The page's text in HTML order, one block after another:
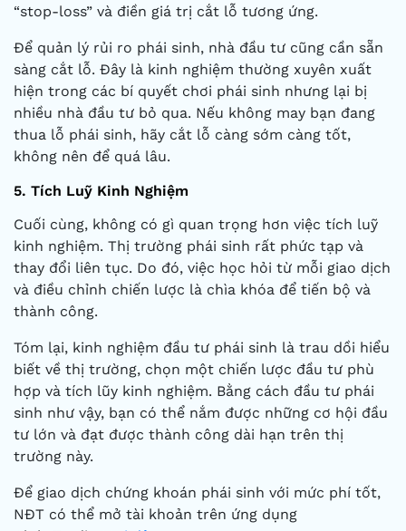
“stop-loss” và điền giá trị cắt lỗ tương ứng.
Để quản lý rủi ro phái sinh, nhà đầu tư cũng cần sẵn
sàng cắt lỗ. Đây là kinh nghiệm thường xuyên xuất
hiện trong các bí quyết chơi phái sinh nhưng lại bị
nhiều nhà đầu tư bỏ qua. Nếu không may bạn đang
thua lỗ phái sinh, hãy cắt lỗ càng sớm càng tốt,
không nên để quá lâu.
5. Tích Luỹ Kinh Nghiệm
Cuối cùng, không có gì quan trọng hơn việc tích luỹ
kinh nghiệm. Thị trường phái sinh rất phức tạp và
thay đổi liên tục. Do đó, việc học hỏi từ mỗi giao dịch
và điều chỉnh chiến lược là chìa khóa để tiến bộ và
thành công.
Tóm lại, kinh nghiệm đầu tư phái sinh là trau dồi hiểu
biết về thị trường, chọn một chiến lược đầu tư phù
hợp và tích lũy kinh nghiệm. Bằng cách đầu tư phái
sinh như vậy, bạn có thể nắm được những cơ hội đầu
tư lớn và đạt được thành công dài hạn trên thị
trường này.
Để giao dịch chứng khoán phái sinh với mức phí tốt,
NĐT có thể mở tài khoản trên ứng dụng